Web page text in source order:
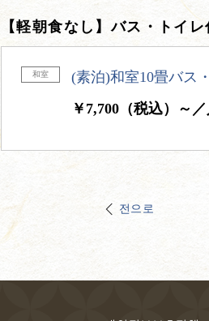
【軽朝食なし】バス・トイ
和室
(素泊)和室10畳バス
￥7,700（税込）～
전으로